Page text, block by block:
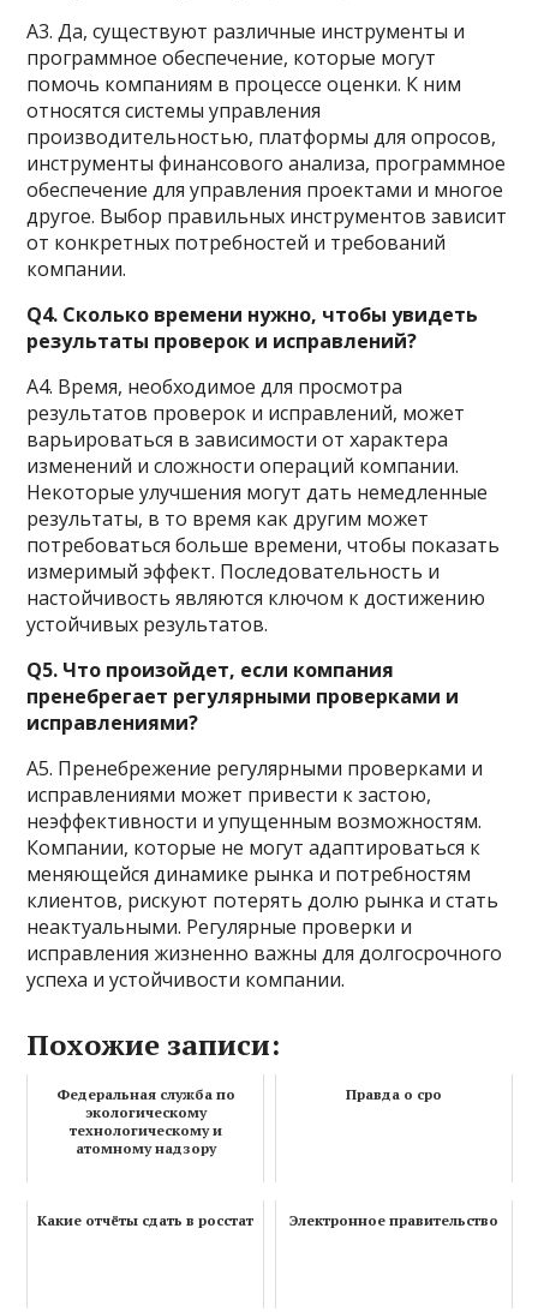
А3. Да, существуют различные инструменты и
программное обеспечение, которые могут
помочь компаниям в процессе оценки. К ним
относятся системы управления
производительностью, платформы для опросов,
инструменты финансового анализа, программное
обеспечение для управления проектами и многое
другое. Выбор правильных инструментов зависит
от конкретных потребностей и требований
компании.
Q4. Сколько времени нужно, чтобы увидеть
результаты проверок и исправлений?
А4. Время, необходимое для просмотра
результатов проверок и исправлений, может
варьироваться в зависимости от характера
изменений и сложности операций компании.
Некоторые улучшения могут дать немедленные
результаты, в то время как другим может
потребоваться больше времени, чтобы показать
измеримый эффект. Последовательность и
настойчивость являются ключом к достижению
устойчивых результатов.
Q5. Что произойдет, если компания
пренебрегает регулярными проверками и
исправлениями?
А5. Пренебрежение регулярными проверками и
исправлениями может привести к застою,
неэффективности и упущенным возможностям.
Компании, которые не могут адаптироваться к
меняющейся динамике рынка и потребностям
клиентов, рискуют потерять долю рынка и стать
неактуальными. Регулярные проверки и
исправления жизненно важны для долгосрочного
успеха и устойчивости компании.
Похожие записи:
Федеральная служба по
экологическому
технологическому и
атомному надзору
Правда о сро
Какие отчёты сдать в росстат Электронное правительство